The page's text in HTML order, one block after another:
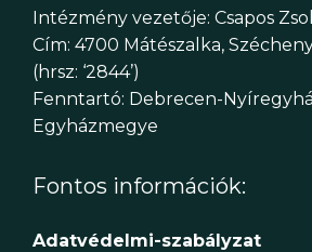
Intézmény vezetője: Csapos
Cím: 4700 Mátészalka,
(hrsz: ‘2844’)
Fenntartó: Debrecen-
Egyházmegye
Fontos információk:
Adatvédelmi-szabályzat